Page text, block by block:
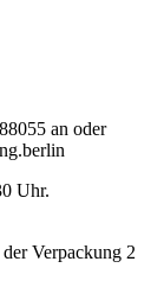
an oder
Uhr.
Verpackung 2